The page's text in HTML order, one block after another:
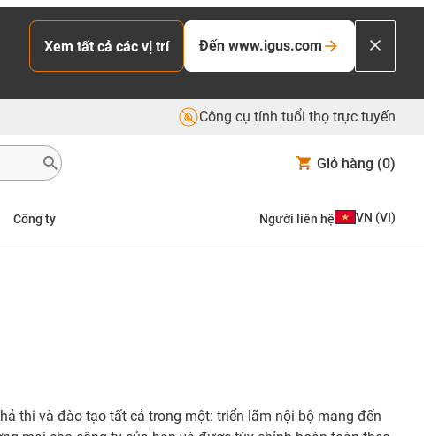
Xem tất cả các vị trí Đến www.igus.com
Công cụ tính tuổi thọ trực tuyến
Giỏ hàng (0)
Công ty Người liên hệ VN (VI)
thi và đào tạo tất cả trong một: triển lãm nội bộ mang đến